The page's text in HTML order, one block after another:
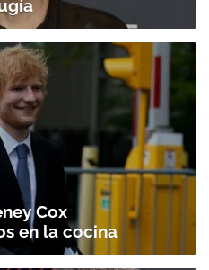
Cox
en la cocina